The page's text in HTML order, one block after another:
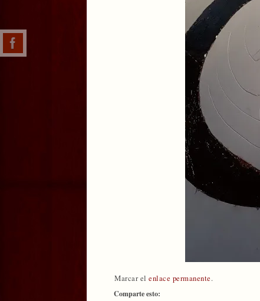
Marcar el enlace permanente.
Comparte esto: